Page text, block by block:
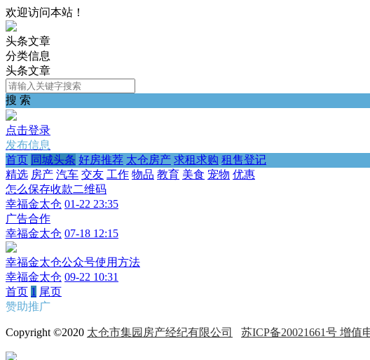
欢迎访问本站！
头条文章
分类信息
头条文章
搜 索
点击登录
发布信息
首页 同城头条 好房推荐 太仓房产 求租求购 租售登记
精选 房产 汽车 交友 工作 物品 教育 美食 宠物 优惠
怎么保存收款二维码
幸福金太仓 01-22 23:35
广告合作
幸福金太仓 07-18 12:15
幸福金太仓公众号使用方法
幸福金太仓 09-22 10:31
首页 1 尾页
赞助推广
Copyright ©2020 太仓市集园房产经纪有限公司 苏ICP备20021661号 增值